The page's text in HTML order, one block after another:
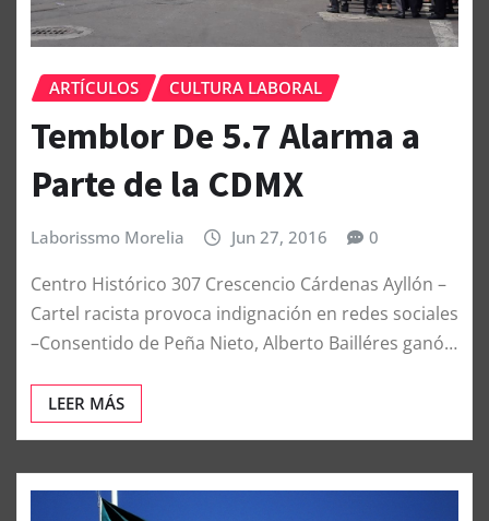
ARTÍCULOS CULTURA LABORAL
Temblor De 5.7 Alarma a
Parte de la CDMX
Laborissmo Morelia Jun 27, 2016 0
Centro Histórico 307 Crescencio Cárdenas Ayllón –
Cartel racista provoca indignación en redes sociales
–Consentido de Peña Nieto, Alberto Bailléres ganó…
LEER MÁS